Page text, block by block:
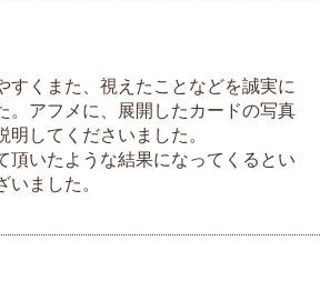
すくまた、視えたことなどを誠実に
。アフメに、展開したカードの写真
してくださいました。
頂いたような結果になってくるとい
ました。